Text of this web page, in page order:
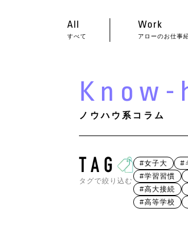
All
すべて
Work
アローのお仕事
Know-
ノウハウ系コラム
タグで絞り込む
#女子大 #
#学習習慣
#高大接続
#高等学校